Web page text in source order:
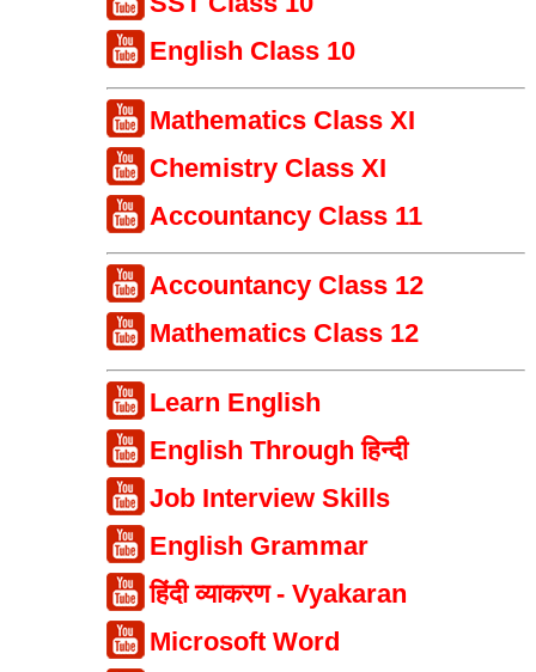
English Class 10
Mathematics Class XI
Chemistry Class XI
Accountancy Class 11
Accountancy Class 12
Mathematics Class 12
Learn English
English Through हिन्दी
Job Interview Skills
English Grammar
हिंदी व्याकरण - Vyakaran
Microsoft Word